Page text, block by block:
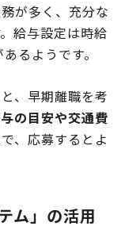
が多く、充分な
給与設定は時給
るようです。
、早期離職を考
の目安や交通費
、応募するとよ
ム」の活用